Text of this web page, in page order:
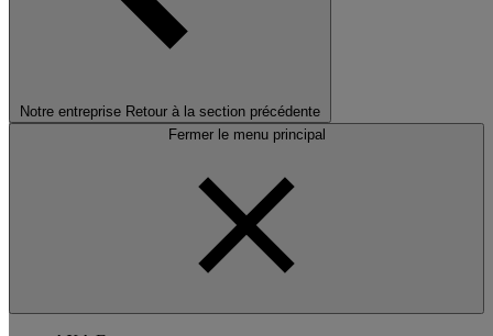
Notre entreprise Retour à la section précédente
Fermer le menu principal